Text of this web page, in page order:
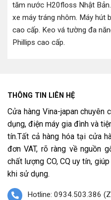
tăm nước H20floss Nhật Bản.
xe máy tráng nhôm. Máy hút
cao cấp. Keo vá tường đa
Phillips cao cấp.
THÔNG TIN LIÊN HỆ
Cửa hàng Vina-japan
dụng, điện máy gia đình và
tín.Tất cả hàng hóa tại cửa
đơn VAT, rõ ràng về nguồn
chất lượng CO, CQ uy tín,
khi sử dụng.
Hotline: 0934.503.386